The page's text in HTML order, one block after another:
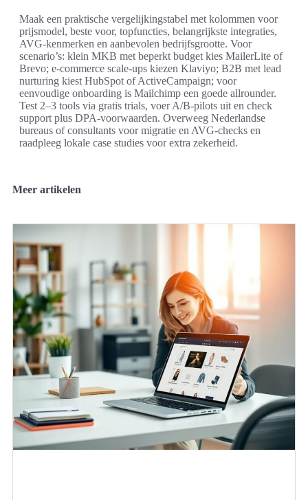
Maak een praktische vergelijkingstabel met kolommen voor
prijsmodel, beste voor, topfuncties, belangrijkste integraties,
AVG-kenmerken en aanbevolen bedrijfsgrootte. Voor
scenario’s: klein MKB met beperkt budget kies MailerLite of
Brevo; e-commerce scale-ups kiezen Klaviyo; B2B met lead
nurturing kiest HubSpot of ActiveCampaign; voor
eenvoudige onboarding is Mailchimp een goede allrounder.
Test 2–3 tools via gratis trials, voer A/B-pilots uit en check
support plus DPA-voorwaarden. Overweeg Nederlandse
bureaus of consultants voor migratie en AVG-checks en
raadpleeg lokale case studies voor extra zekerheid.
Meer artikelen